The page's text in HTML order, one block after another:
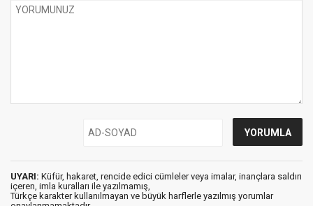
UYARI: Küfür, hakaret, rencide edici cümleler veya imalar, inançlara saldırı
içeren, imla kuralları ile yazılmamış,
Türkçe karakter kullanılmayan ve büyük harflerle yazılmış yorumlar